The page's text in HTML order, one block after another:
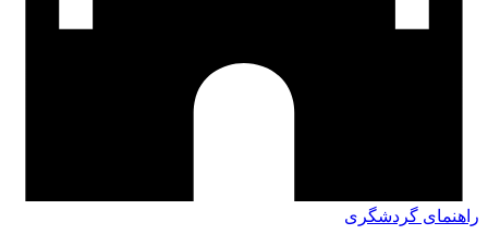
راهنمای گردشگری